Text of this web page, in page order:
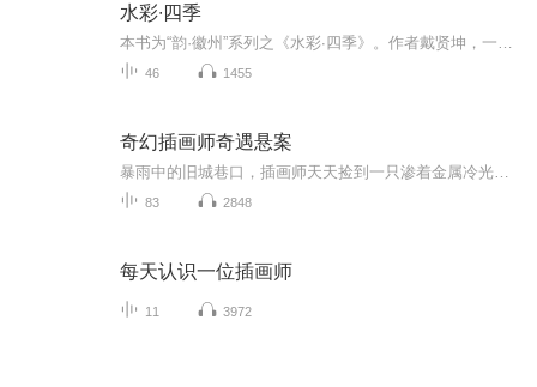
水彩∙四季
46 1455
奇幻插画师奇遇悬案
83 2848
每天认识一位插画师
11 3972